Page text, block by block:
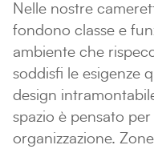
Nelle nostre
fondono classe e
ambiente che
soddisfi le esigenze
design
spazio è pensato
organizzazione.